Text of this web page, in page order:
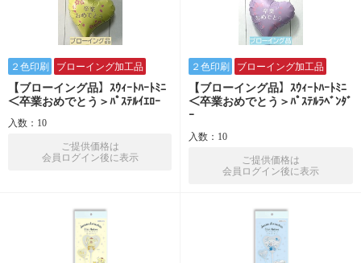
２色印刷 ブローイング加工品
【ブローイング品】ｽｳｨｰﾄﾊｰﾄﾐﾆ
＜卒業おめでとう＞ﾊﾟｽﾃﾙｲｴﾛｰ
入数：10
ご提供価格は
会員ログイン後に表示
２色印刷 ブローイング加工品
【ブローイング品】ｽｳｨｰﾄﾊｰﾄﾐﾆ
＜卒業おめでとう＞ﾊﾟｽﾃﾙﾗﾍﾞﾝﾀﾞ
ｰ
入数：10
ご提供価格は
会員ログイン後に表示